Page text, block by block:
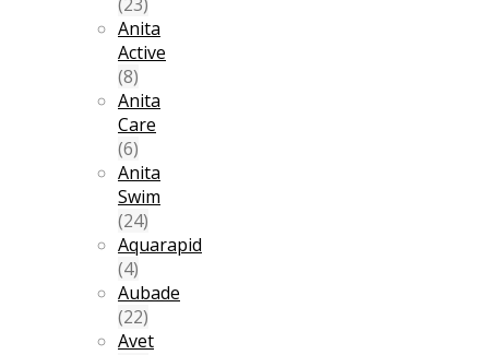
Anita
Active
(8)
Anita
Care
(6)
Anita
Swim
(24)
Aquarapid
(4)
Aubade
(22)
Avet